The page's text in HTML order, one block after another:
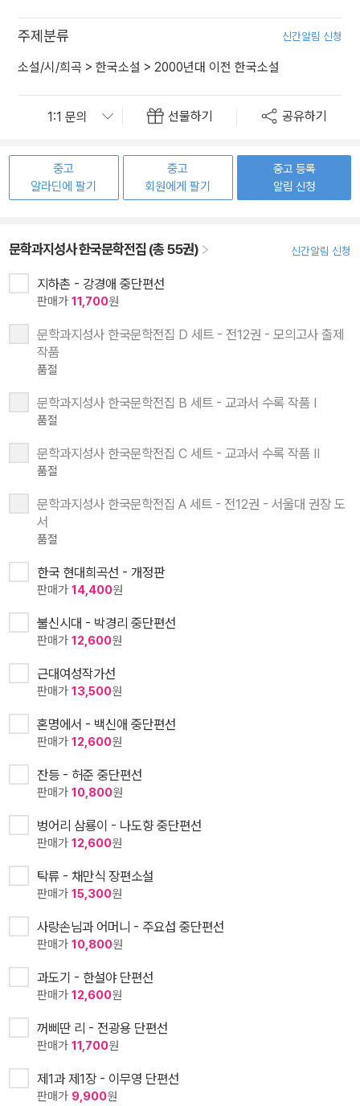
주제분류 신간알림 신청
소설/시/희곡 > 한국소설 > 2000년대 이전 한국소설
선물하기 공유하기
중고
알라딘에 팔기
중고
회원에게 팔기
중고 등록
알림 신청
문학과지성사 한국문학전집 (총 55권) 신간알림 신청
지하촌 - 강경애 중단편선
판매가 11,700원
문학과지성사 한국문학전집 D 세트 - 전12권 - 모의고사 출제
작품
품절
문학과지성사 한국문학전집 B 세트 - 교과서 수록 작품 Ⅰ
품절
문학과지성사 한국문학전집 C 세트 - 교과서 수록 작품 Ⅱ
품절
문학과지성사 한국문학전집 A 세트 - 전12권 - 서울대 권장 도
서
품절
한국 현대희곡선 - 개정판
판매가 14,400원
불신시대 - 박경리 중단편선
판매가 12,600원
근대여성작가선
판매가 13,500원
혼명에서 - 백신애 중단편선
판매가 12,600원
잔등 - 허준 중단편선
판매가 10,800원
벙어리 삼룡이 - 나도향 중단편선
판매가 12,600원
탁류 - 채만식 장편소설
판매가 15,300원
사랑손님과 어머니 - 주요섭 중단편선
판매가 10,800원
과도기 - 한설야 단편선
판매가 12,600원
꺼삐딴 리 - 전광용 단편선
판매가 11,700원
제1과 제1장 - 이무영 단편선
판매가 9,900원